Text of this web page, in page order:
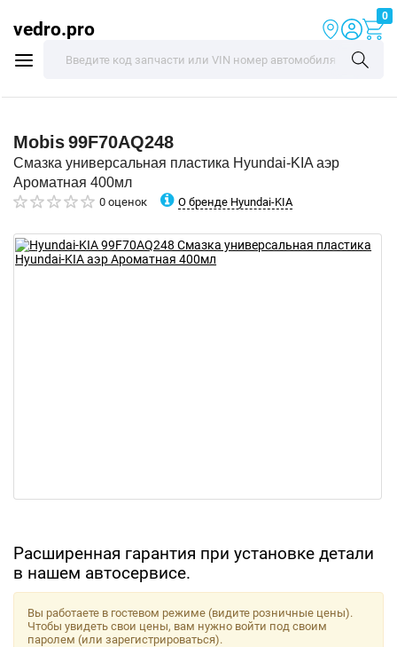
vedro.pro
0
Mobis99F70AQ248
Смазка универсальная пластика Hyundai-KIA аэр
Ароматная 400мл
0 оценок О бренде Hyundai-KIA
Расширенная гарантия при установке детали
в нашем автосервисе.
Вы работаете в гостевом режиме (видите розничные цены).
Чтобы увидеть свои цены, вам нужно войти под своим
паролем (или зарегистрироваться).